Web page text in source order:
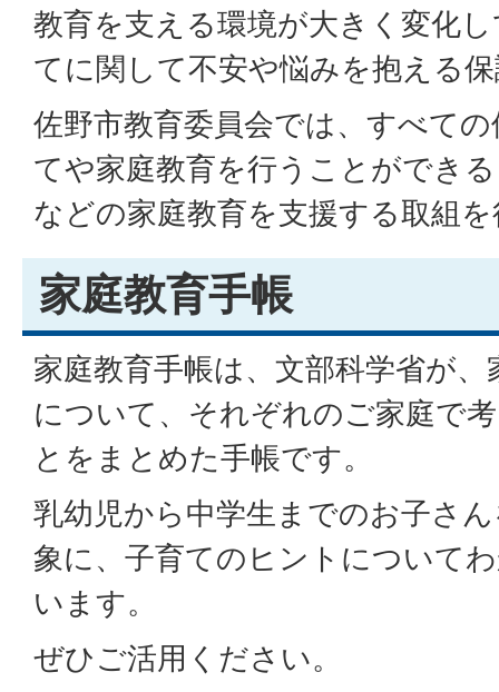
教育を支える環境が大きく変化
てに関して不安や悩みを抱える
佐野市教育委員会では、すべて
てや家庭教育を行うことができ
などの家庭教育を支援する取組
家庭教育手帳
家庭教育手帳は、文部科学省が
について、それぞれのご家庭で
とをまとめた手帳です。
乳幼児から中学生までのお子さ
象に、子育てのヒントについて
います。
ぜひご活用ください。